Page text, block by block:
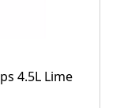
4.5L Lime